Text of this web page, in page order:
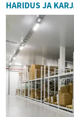
läbi. Iga
HARIDUS JA